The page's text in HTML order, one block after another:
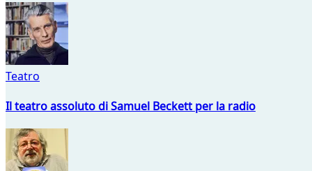
Teatro
Il teatro assoluto di Samuel Beckett per la radio